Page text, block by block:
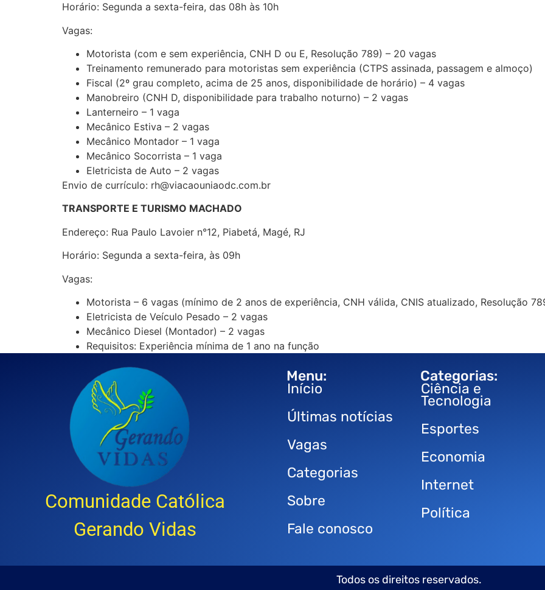
Horário: Segunda a sexta-feira, das 08h às 10h
Vagas:
Motorista (com e sem experiência, CNH D ou E, Resolução 789) – 20 vagas
Treinamento remunerado para motoristas sem experiência (CTPS assinada, passagem e almoço)
Fiscal (2º grau completo, acima de 25 anos, disponibilidade de horário) – 4 vagas
Manobreiro (CNH D, disponibilidade para trabalho noturno) – 2 vagas
Lanterneiro – 1 vaga
Mecânico Estiva – 2 vagas
Mecânico Montador – 1 vaga
Mecânico Socorrista – 1 vaga
Eletricista de Auto – 2 vagas
Envio de currículo: rh@viacaouniaodc.com.br
TRANSPORTE E TURISMO MACHADO
Endereço: Rua Paulo Lavoier n°12, Piabetá, Magé, RJ
Horário: Segunda a sexta-feira, às 09h
Vagas:
Motorista – 6 vagas (mínimo de 2 anos de experiência, CNH válida, CNIS atualizado, Resolução
Eletricista de Veículo Pesado – 2 vagas
Mecânico Diesel (Montador) – 2 vagas
Requisitos: Experiência mínima de 1 ano na função
Comunidade Católica
Gerando Vidas
Menu:
Início
Últimas notícias
Vagas
Categorias
Sobre
Fale conosco
Categorias:
Ciência e
Tecnologia
Esportes
Economia
Internet
Política
Todos os direitos reservados.